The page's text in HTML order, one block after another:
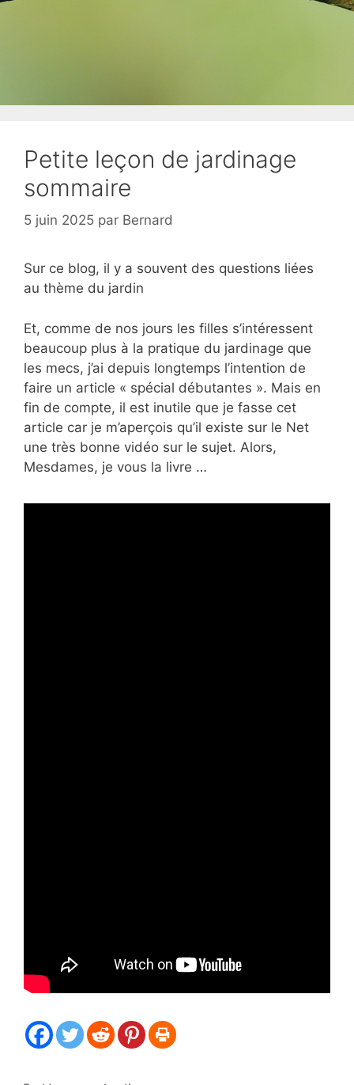
Petite leçon de jardinage
sommaire
5 juin 2025 par Bernard
Sur ce blog, il y a souvent des questions liées
au thème du jardin
Et, comme de nos jours les filles s’intéressent
beaucoup plus à la pratique du jardinage que
les mecs, j’ai depuis longtemps l’intention de
faire un article « spécial débutantes ». Mais en
fin de compte, il est inutile que je fasse cet
article car je m’aperçois qu’il existe sur le Net
une très bonne vidéo sur le sujet. Alors,
Mesdames, je vous la livre …